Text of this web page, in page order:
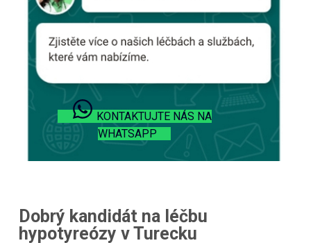
KONTAKTUJTE NÁS NA
WHATSAPP
Dobrý kandidát na léčbu
hypotyreózy v Turecku